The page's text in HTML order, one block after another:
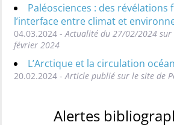
Paléosciences : des révélations
l’interface entre climat et
04.03.2024 - Actualité du 27/02/2024 sur
février 2024
L’Arctique et la circulation
20.02.2024 - Article publié sur le site de
Alertes